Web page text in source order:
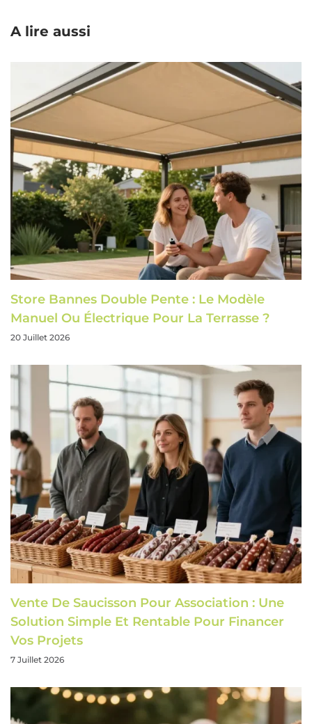
A lire aussi
Store Bannes Double Pente : Le Modèle
Manuel Ou Électrique Pour La Terrasse ?
20 Juillet 2026
Vente De Saucisson Pour Association : Une
Solution Simple Et Rentable Pour Financer
Vos Projets
7 Juillet 2026